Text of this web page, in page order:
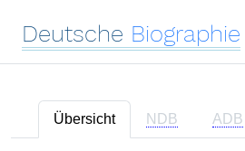
Deutsche Biographie
Übersicht NDB ADB